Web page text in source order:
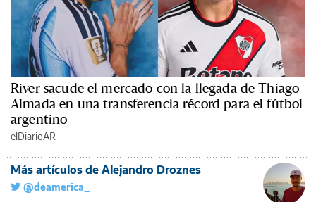
River sacude el mercado con la llegada de Thiago
Almada en una transferencia récord para el fútbol
argentino
elDiarioAR
Más artículos de Alejandro Droznes
@deamerica_